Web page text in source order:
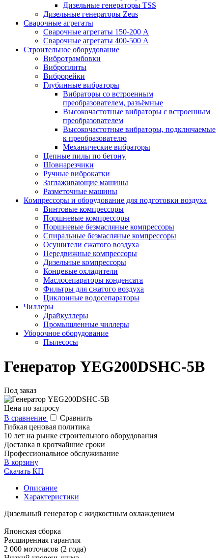
Дизельные генераторы TSS
Дизельные генераторы Zeus
Сварочные агрегаты
Сварочные агрегаты 150-200 А
Сварочные агрегаты 400-500 А
Строительное оборудование
Вибротрамбовки
Виброплиты
Виброрейки
Глубинные вибраторы
Вибраторы со встроенным
преобразователем, разъёмные
Высокочастотные вибраторы с встроенным
преобразователем
Высокочастотные вибраторы, подключаемые
к преобразователю
Механические вибраторы
Цепные пилы по бетону
Шовнарезчики
Ручные виброкатки
Заглаживающие машины
Разметочные машины
Компрессоры и оборудование для подготовки воздуха
Винтовые компрессоры
Поршневые компрессоры
Поршневые безмасляные компрессоры
Спиральные безмасляные компрессоры
Осушители сжатого воздуха
Передвижные компрессоры
Дизельные компрессоры
Концевые охладители
Маслосепараторы конденсата
Фильтры для сжатого воздуха
Циклонные водосепараторы
Чиллеры
Драйкуллеры
Промышленные чиллеры
Уборочное оборудование
Пылесосы
Генератор YEG200DSHC-5B
Под заказ
Цена по запросу
В сравнение
Сравнить
Гибкая ценовая политика
10 лет на рынке строительного оборудования
Доставка в кротчайшие сроки
Профессиональное обслуживание
В корзину
Скачать КП
Описание
Характеристики
Дизельный генератор с жидкостным охлаждением
Японская сборка
Расширенная гарантия
2 000 моточасов (2 года)